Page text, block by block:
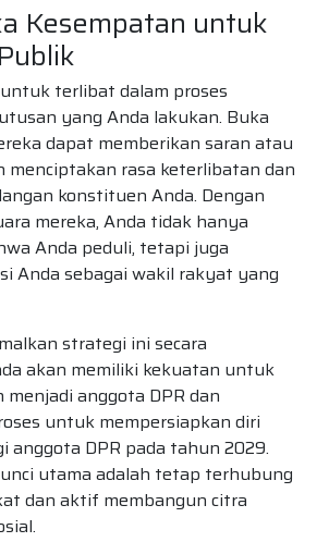
Kesempatan untuk
terlibat dalam proses
yang Anda lakukan. Buka
dapat memberikan saran atau
menciptakan rasa keterlibatan dan
konstituen Anda. Dengan
mereka, Anda tidak hanya
Anda peduli, tetapi juga
Anda sebagai wakil rakyat yang
strategi ini secara
akan memiliki kekuatan untuk
anggota DPR dan
untuk mempersiapkan diri
anggota DPR pada tahun 2029.
utama adalah tetap terhubung
dan aktif membangun citra